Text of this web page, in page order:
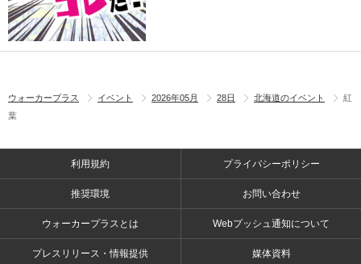
ウォーカープラス イベント 2026年05月 28日 北海道のイベント
紅
葉
利用規約 プライバシーポリシー
推奨環境 お問い合わせ
ウォーカープラスとは Webプッシュ通知について
プレスリリース・情報提供 媒体資料